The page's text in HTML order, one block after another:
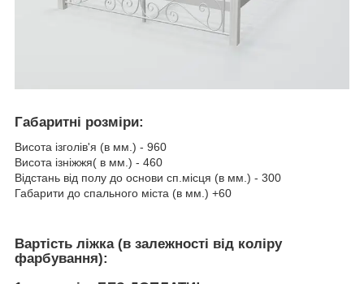
Габаритні розміри:
Висота ізголів'я (в мм.) - 960
Висота ізніжжя( в мм.) - 460
Відстань від полу до основи сп.місця (в мм.) - 300
Габарити до спального міста (в мм.) +60
Вартість ліжка (в залежності від коліру
фарбування):